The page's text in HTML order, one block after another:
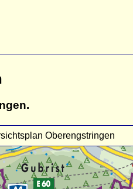
Oberengstringen